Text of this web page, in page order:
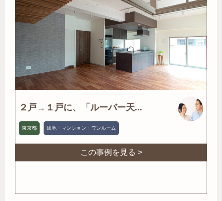
２戸→１戸に、「ルーバー天...
東京都 団地・マンション・ワンルーム
この事例を見る >